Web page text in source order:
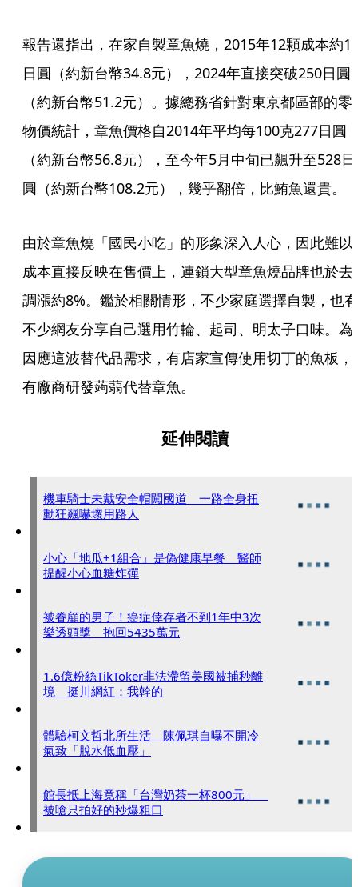
報告還指出，在家自製章魚燒，2015年12顆成本約
日圓（約新台幣34.8元），2024年直接突破250日圓
（約新台幣51.2元）。據總務省針對東京都區部的零
物價統計，章魚價格自2014年平均每100克277日圓
（約新台幣56.8元），至今年5月中旬已飆升至528日
圓（約新台幣108.2元），幾乎翻倍，比鮪魚還貴。
由於章魚燒「國民小吃」的形象深入人心，因此難以
成本直接反映在售價上，連鎖大型章魚燒品牌也於去
調漲約8%。鑑於相關情形，不少家庭選擇自製，也有
不少網友分享自己選用竹輪、起司、明太子口味。為
因應這波替代品需求，有店家宣傳使用切丁的魚板，
有廠商研發蒟蒻代替章魚。
延伸閱讀
機車騎士未戴安全帽闖國道 一路全身扭
動狂飆嚇壞用路人
小心「地瓜+1組合」是偽健康早餐 醫師
提醒小心血糖炸彈
被眷顧的男子！癌症倖存者不到1年中3次
樂透頭獎 抱回5435萬元
1.6億粉絲TikToker非法滯留美國被捕秒離
境 挺川網紅：我幹的
體驗柯文哲北所生活 陳佩琪自曝不開冷
氣致「脫水低血壓」
館長抵上海竟稱「台灣奶茶一杯800元」
被嗆只拍好的秒爆粗口